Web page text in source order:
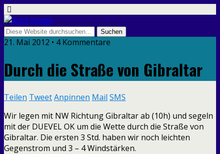
21. Mai 2012 • 4 Kommentare
Durch die Straße von Gibraltar
Teilen TweetAnpinnen Mail SMS
Wir legen mit NW Richtung Gibraltar ab (10h) und segeln
mit der DUEVEL OK um die Wette durch die Straße von
Gibraltar. Die ersten 3 Std. haben wir noch leichten
Gegenstrom und 3 – 4 Windstärken.